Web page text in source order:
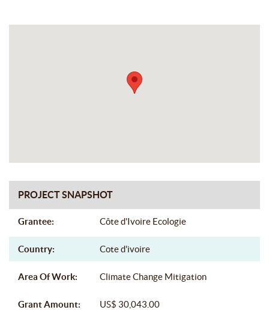
PROJECT SNAPSHOT
Grantee: Côte d'Ivoire Ecologie
Country: Cote d'ivoire
Area Of Work: Climate Change Mitigation
Grant Amount: US$ 30,043.00